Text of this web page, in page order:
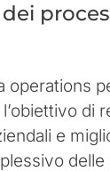
operations
di
e
delle